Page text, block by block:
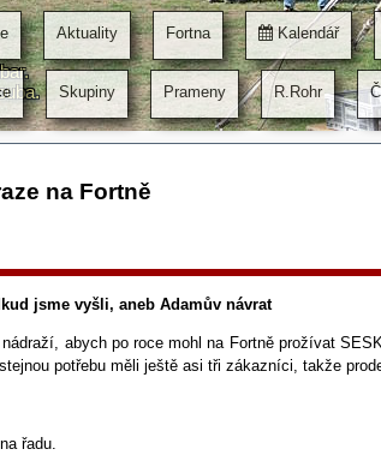
Kalendář
Fortna
Aktuality
R.Rohr
Prameny
Skupiny
na Fortně
jsme vyšli, aneb Adamův návrat
abych po roce mohl na Fortně prožívat
potřebu měli ještě asi tři zákazníci, takže
řadu.